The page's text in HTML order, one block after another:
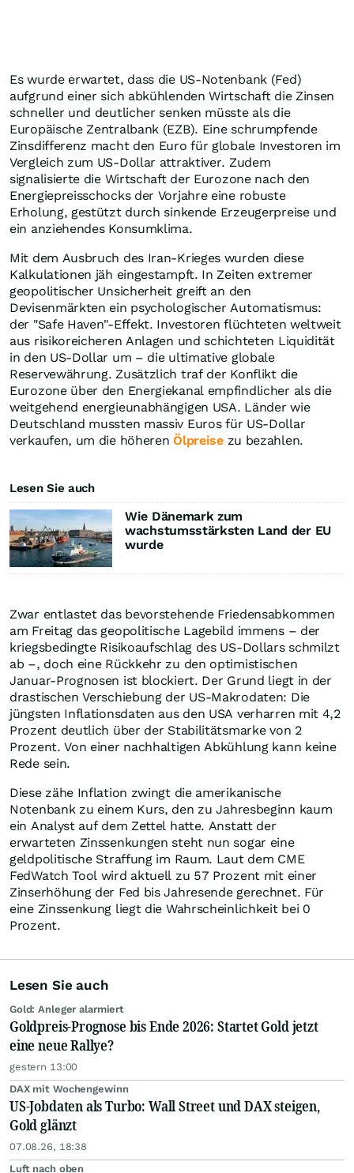
Es wurde erwartet, dass die US-Notenbank (Fed)
aufgrund einer sich abkühlenden Wirtschaft die Zinsen
schneller und deutlicher senken müsste als die
Europäische Zentralbank (EZB). Eine schrumpfende
Zinsdifferenz macht den Euro für globale Investoren im
Vergleich zum US-Dollar attraktiver. Zudem
signalisierte die Wirtschaft der Eurozone nach den
Energiepreisschocks der Vorjahre eine robuste
Erholung, gestützt durch sinkende Erzeugerpreise und
ein anziehendes Konsumklima.
Mit dem Ausbruch des Iran-Krieges wurden diese
Kalkulationen jäh eingestampft. In Zeiten extremer
geopolitischer Unsicherheit greift an den
Devisenmärkten ein psychologischer Automatismus:
der "Safe Haven"-Effekt. Investoren flüchteten weltweit
aus risikoreicheren Anlagen und schichteten Liquidität
in den US-Dollar um – die ultimative globale
Reservewährung. Zusätzlich traf der Konflikt die
Eurozone über den Energiekanal empfindlicher als die
weitgehend energieunabhängigen USA. Länder wie
Deutschland mussten massiv Euros für US-Dollar
verkaufen, um die höherenÖlpreisezu bezahlen.
Lesen Sie auch
Wie Dänemark zum
wachstumsstärksten Land der EU
wurde
Zwar entlastet das bevorstehende Friedensabkommen
am Freitag das geopolitische Lagebild immens – der
kriegsbedingte Risikoaufschlag des US-Dollars schmilzt
ab –, doch eine Rückkehr zu den optimistischen
Januar-Prognosen ist blockiert. Der Grund liegt in der
drastischen Verschiebung der US-Makrodaten: Die
jüngsten Inflationsdaten aus den USA verharren mit 4,2
Prozent deutlich über der Stabilitätsmarke von 2
Prozent. Von einer nachhaltigen Abkühlung kann keine
Rede sein.
Diese zähe Inflation zwingt die amerikanische
Notenbank zu einem Kurs, den zu Jahresbeginn kaum
ein Analyst auf dem Zettel hatte. Anstatt der
erwarteten Zinssenkungen steht nun sogar eine
geldpolitische Straffung im Raum. Laut dem CME
FedWatch Tool wird aktuell zu 57 Prozent mit einer
Zinserhöhung der Fed bis Jahresende gerechnet. Für
eine Zinssenkung liegt die Wahrscheinlichkeit bei 0
Prozent.
Lesen Sie auch
Gold: Anleger alarmiert
Goldpreis-Prognose bis Ende 2026: Startet Gold jetzt
eine neue Rallye?
gestern 13:00
DAX mit Wochengewinn
US-Jobdaten als Turbo: Wall Street und DAX steigen,
Gold glänzt
07.08.26, 18:38
Luft nach oben